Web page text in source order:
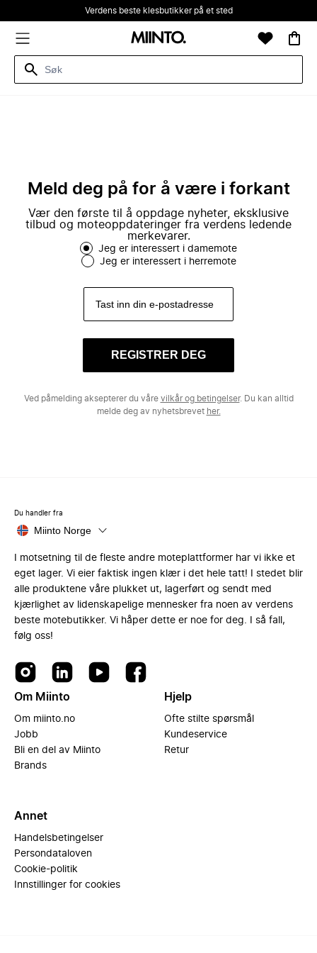
Verdens beste klesbutikker på et sted
Meld deg på for å være i forkant
Vær den første til å oppdage nyheter, eksklusive
tilbud og moteoppdateringer fra verdens ledende
merkevarer.
Jeg er interessert i damemote
Jeg er interessert i herremote
REGISTRER DEG
Ved påmelding aksepterer du våre vilkår og betingelser. Du kan alltid
melde deg av nyhetsbrevet her.
Du handler fra
Miinto Norge
I motsetning til de fleste andre moteplattformer har vi ikke et
eget lager. Vi eier faktisk ingen klær i det hele tatt! I stedet blir
alle produktene våre plukket ut, lagerført og sendt med
kjærlighet av lidenskapelige mennesker fra noen av verdens
beste motebutikker. Vi håper dette er noe for deg. I så fall,
følg oss!
Om Miinto
Om miinto.no
Jobb
Bli en del av Miinto
Brands
Hjelp
Ofte stilte spørsmål
Kundeservice
Retur
Annet
Handelsbetingelser
Persondataloven
Cookie-politik
Innstillinger for cookies